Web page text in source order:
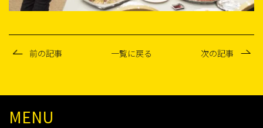
前の記事 一覧に戻る 次の記事
MENU